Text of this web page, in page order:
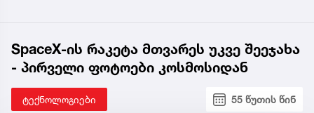
SpaceX-ის რაკეტა მთვარეს უკვე შეეჯახა
- პირველი ფოტოები კოსმოსიდან
ტექნოლოგიები 55 წუთის წინ